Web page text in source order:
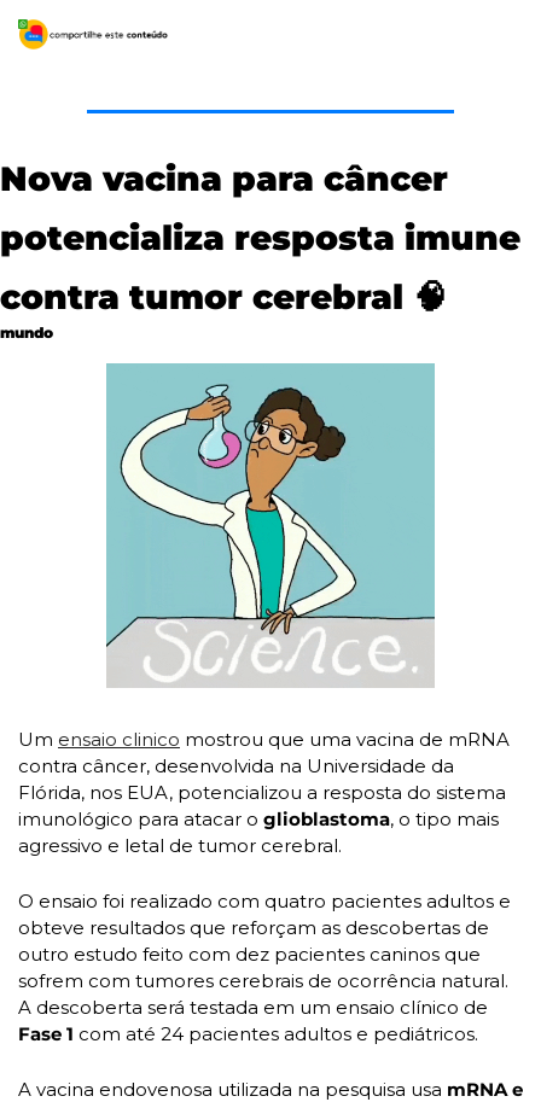
Nova vacina para câncer
potencializa resposta imune
contra tumor cerebral 🧠
mundo
Um ensaio clinico mostrou que uma vacina de mRNA
contra câncer, desenvolvida na Universidade da
Flórida, nos EUA, potencializou a resposta do sistema
imunológico para atacar o glioblastoma, o tipo mais
agressivo e letal de tumor cerebral.
O ensaio foi realizado com quatro pacientes adultos e
obteve resultados que reforçam as descobertas de
outro estudo feito com dez pacientes caninos que
sofrem com tumores cerebrais de ocorrência natural.
Fase 1 com até 24 pacientes adultos e pediátricos.
A vacina endovenosa utilizada na pesquisa usa mRNA e